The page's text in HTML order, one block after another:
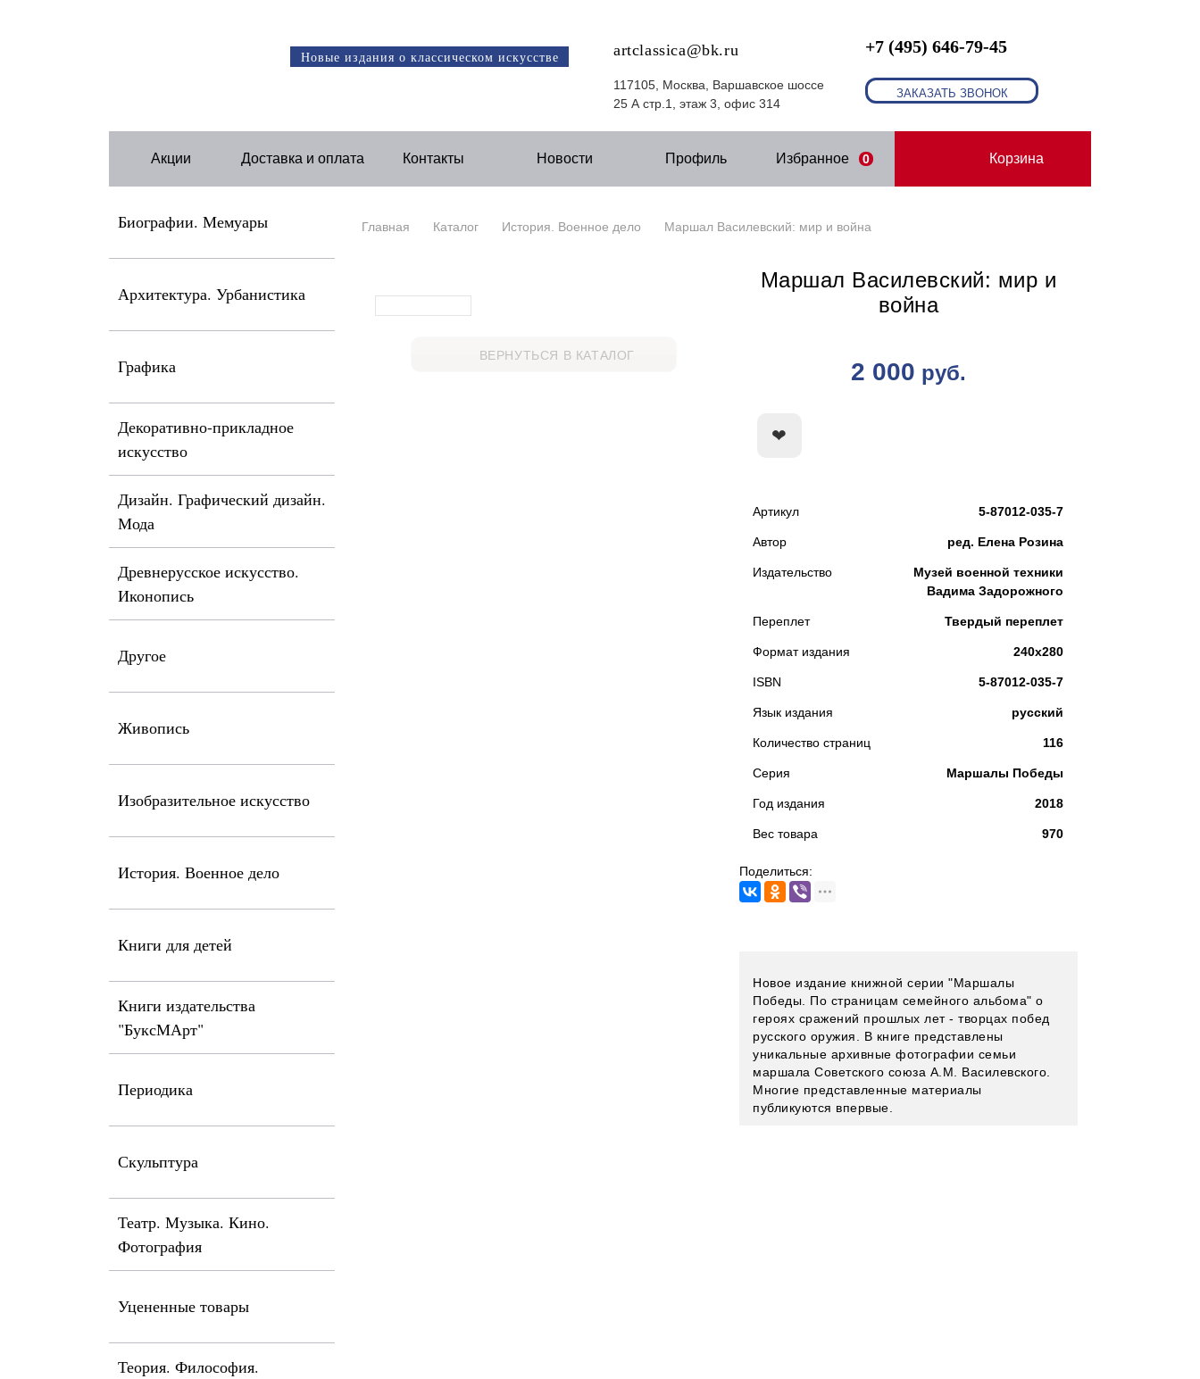
Новые издания о классическом искусстве artclassica@bk.ru
117105, Москва, Варшавское шоссе
25 А стр.1, этаж 3, офис 314
+7 (495) 646-79-45
ЗАКАЗАТЬ ЗВОНОК
Акции Доставка и оплата Контакты Новости Профиль Избранное 0 Корзина
Биографии. Мемуары
Архитектура. Урбанистика
Графика
Декоративно-прикладное
искусство
Дизайн. Графический дизайн.
Мода
Древнерусское искусство.
Иконопись
Другое
Живопись
Изобразительное искусство
История. Военное дело
Книги для детей
Книги издательства
"БуксМАрт"
Периодика
Скульптура
Театр. Музыка. Кино.
Фотография
Уцененные товары
Теория. Философия.
Главная Каталог История. Военное дело Маршал Василевский: мир и война
ВЕРНУТЬСЯ В КАТАЛОГ
Маршал Василевский: мир и
война
2 000 руб.
Артикул 5-87012-035-7
Автор ред. Елена Розина
Издательство
Музей военной техники
Вадима Задорожного
Переплет Твердый переплет
Формат издания 240х280
ISBN 5-87012-035-7
Язык издания русский
Количество страниц 116
Серия Маршалы Победы
Год издания 2018
Вес товара 970
Поделиться:
Новое издание книжной серии "Маршалы
Победы. По страницам семейного альбома" о
героях сражений прошлых лет - творцах побед
русского оружия. В книге представлены
уникальные архивные фотографии семьи
маршала Советского союза А.М. Василевского.
Многие представленные материалы
публикуются впервые.